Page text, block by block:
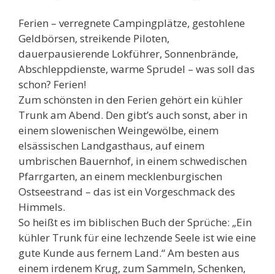
Ferien – verregnete Campingplätze, gestohlene
Geldbörsen, streikende Piloten,
dauerpausierende Lokführer, Sonnenbrände,
Abschleppdienste, warme Sprudel – was soll das
schon? Ferien!
Zum schönsten in den Ferien gehört ein kühler
Trunk am Abend. Den gibt’s auch sonst, aber in
einem slowenischen Weingewölbe, einem
elsässischen Landgasthaus, auf einem
umbrischen Bauernhof, in einem schwedischen
Pfarrgarten, an einem mecklenburgischen
Ostseestrand – das ist ein Vorgeschmack des
Himmels.
So heißt es im biblischen Buch der Sprüche: „Ein
kühler Trunk für eine lechzende Seele ist wie eine
gute Kunde aus fernem Land.“ Am besten aus
einem irdenem Krug, zum Sammeln, Schenken,